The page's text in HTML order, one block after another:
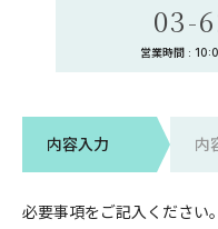
03-
営業時間 :
内容入力 内
必要事項をご記入ください。